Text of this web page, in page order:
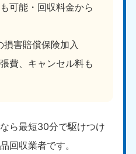
可能・回収料金から
損害賠償保険加入
費、キャンセル料も
ら最短30分で駆けつけ
回収業者です。